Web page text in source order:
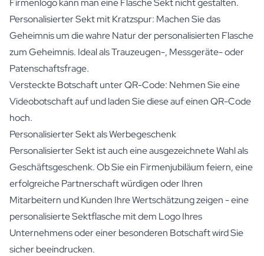
Firmenlogo kann man eine Flasche Sekt nicht gestalten.
Personalisierter Sekt mit Kratzspur: Machen Sie das
Geheimnis um die wahre Natur der personalisierten Flasche
zum Geheimnis. Ideal als Trauzeugen-, Messgeräte- oder
Patenschaftsfrage.
Versteckte Botschaft unter QR-Code: Nehmen Sie eine
Videobotschaft auf und laden Sie diese auf einen QR-Code
hoch.
Personalisierter Sekt als Werbegeschenk
Personalisierter Sekt ist auch eine ausgezeichnete Wahl als
Geschäftsgeschenk. Ob Sie ein Firmenjubiläum feiern, eine
erfolgreiche Partnerschaft würdigen oder Ihren
Mitarbeitern und Kunden Ihre Wertschätzung zeigen - eine
personalisierte Sektflasche mit dem Logo Ihres
Unternehmens oder einer besonderen Botschaft wird Sie
sicher beeindrucken.